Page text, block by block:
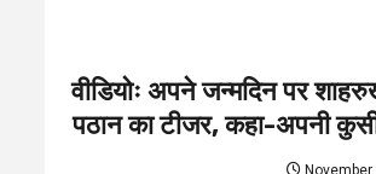
वीडियोः अपने जन्मदिन पर
पठान का टीजर, कहा-अपनी
November